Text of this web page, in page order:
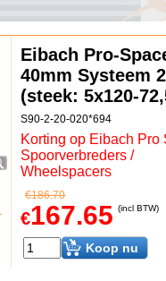
Eibach Pro-
40mm Systeem 2
(steek: 5x120-
S90-2-20-020*694
Korting op Eibach Pro
Spoorverbreders /
Wheelspacers
€186.70
€167.65 (incl BTW)
Koop nu